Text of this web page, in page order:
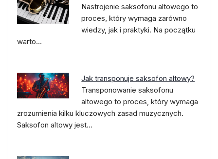
Nastrojenie saksofonu altowego to
proces, który wymaga zarówno
wiedzy, jak i praktyki. Na początku
warto…
Jak transponuje saksofon altowy?
Transponowanie saksofonu
altowego to proces, który wymaga
zrozumienia kilku kluczowych zasad muzycznych.
Saksofon altowy jest…